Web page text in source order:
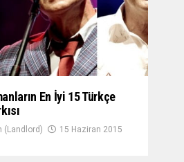
En İyi 15 Türkçe
(Landlord) 15 Haziran 2015